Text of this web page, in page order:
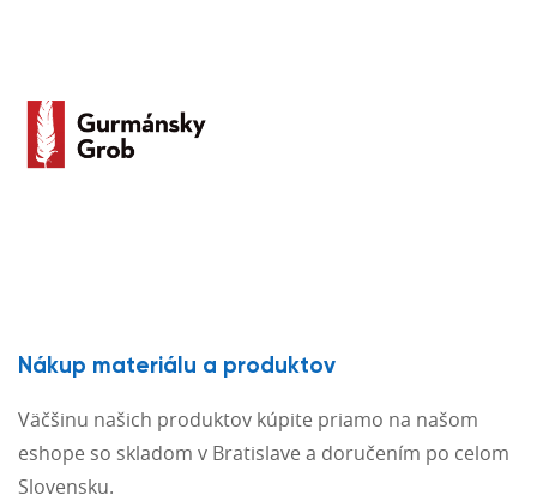
Nákup materiálu a produktov
Väčšinu našich produktov kúpite priamo na našom
eshope so skladom v Bratislave a doručením po celom
Slovensku.